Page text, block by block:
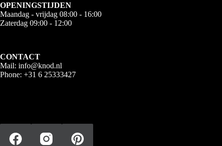
OPENINGSTIJDEN
Maandag - vrijdag 08:00 - 16:00
Zaterdag 09:00 - 12:00
CONTACT
Mail: info@knod.nl
Phone: +31 6 25333427